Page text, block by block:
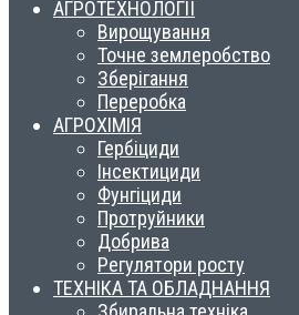
АГРОТЕХНОЛОГІЇ
Вирощування
Точне землеробство
Зберігання
Переробка
АГРОХІМІЯ
Гербіциди
Інсектициди
Фунгіциди
Протруйники
Добрива
Регулятори росту
ТЕХНІКА ТА ОБЛАДНАННЯ